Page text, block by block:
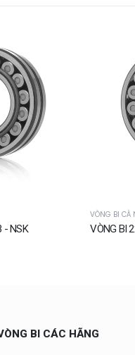
- NSK
VÒNG BI CÀ
VÒNG BI
BI CÁC HÃNG